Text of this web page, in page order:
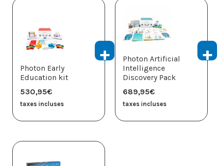
Photon Early
Education kit
530,95€
taxes incluses
Photon Artificial
Intelligence
Discovery Pack
689,95€
taxes incluses